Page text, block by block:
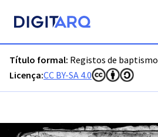
Título formal: Registos de baptismo
Licença:CC BY-SA 4.0